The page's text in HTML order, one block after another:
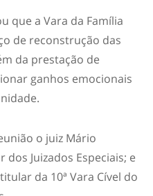
que a Vara da Família
de reconstrução das
da prestação de
ganhos emocionais
o juiz Mário
Juizados Especiais; e
da 10ª Vara Cível do